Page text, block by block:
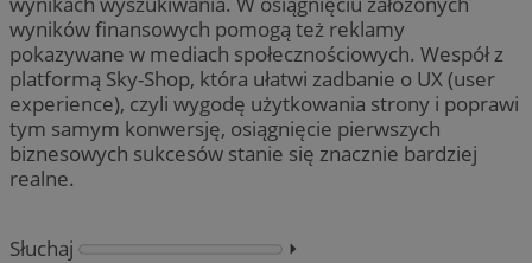
wyników finansowych pomogą też reklamy
pokazywane w mediach społecznościowych. Wespół z
platformą Sky-Shop, która ułatwi zadbanie o UX (user
experience), czyli wygodę użytkowania strony i poprawi
tym samym konwersję, osiągnięcie pierwszych
biznesowych sukcesów stanie się znacznie bardziej
realne.
Słuchaj ⏵︎